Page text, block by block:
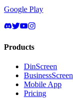
Google Play
Products
DinScreen
BusinessScreen
Mobile App
Pricing